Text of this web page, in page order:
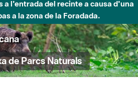
a l'entrada del recinte a causa d'una
a la zona de la Foradada.
de Parcs Naturals